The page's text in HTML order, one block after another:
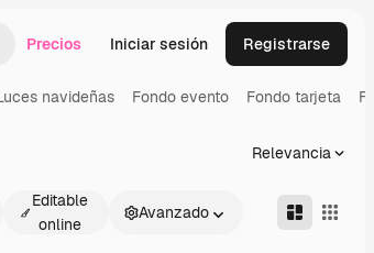
imagen
Precios Iniciar sesión Registrarse
navideñas Fondo evento Fondo tarjeta
Relevancia
Editable
online
Avanzado